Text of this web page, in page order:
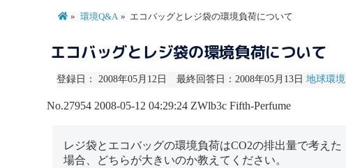
環境Q&A エコバッグとレジ袋の環境負荷について
エコバッグとレジ袋の環境負荷について
登録日： 2008年05月12日 最終回答日：2008年05月13日 地球環境
No.27954 2008-05-12 04:29:24 ZWlb3c Fifth-Perfume
レジ袋とエコバッグの環境負荷はCO2の排出量で考えた
場合、どちらが大きいのか教えてください。